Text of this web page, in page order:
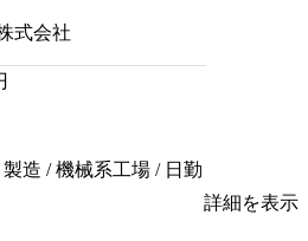
式会社
造 / 機械系工場 / 日勤
詳細を表示